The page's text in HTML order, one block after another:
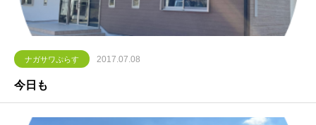
ナガサワぷらす 2017.07.08
今日も